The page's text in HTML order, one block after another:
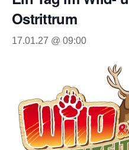
Ostrittrum
17.01.27 @ 09:00